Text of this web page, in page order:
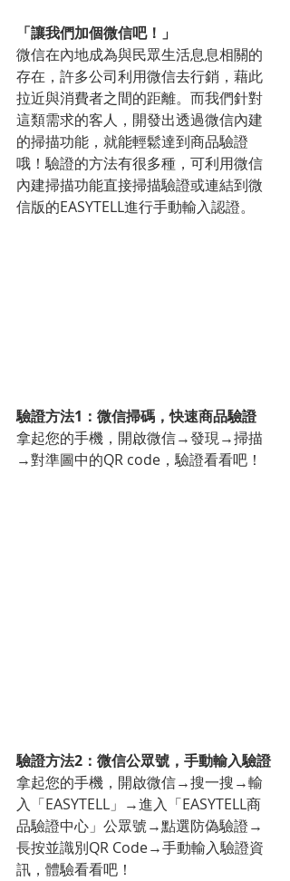
「讓我們加個微信吧！」
微信在內地成為與民眾生活息息相關的
存在，許多公司利用微信去行銷，藉此
拉近與消費者之間的距離。而我們針對
這類需求的客人，開發出透過微信內建
的掃描功能，就能輕鬆達到商品驗證
哦！驗證的方法有很多種，可利用微信
內建掃描功能直接掃描驗證或連結到微
信版的EASYTELL進行手動輸入認證。
驗證方法1：微信掃碼，快速商品驗證
拿起您的手機，開啟微信→發現→掃描
→對準圖中的QR code，驗證看看吧！
驗證方法2：微信公眾號，手動輸入驗證
拿起您的手機，開啟微信→搜一搜→輸
入「EASYTELL」→進入「EASYTELL商
品驗證中心」公眾號→點選防偽驗證→
長按並識別QR Code→手動輸入驗證資
訊，體驗看看吧！